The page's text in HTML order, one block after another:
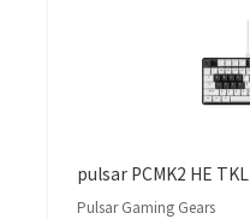
pulsar PCMK2 HE TKL
Pulsar Gaming Gears